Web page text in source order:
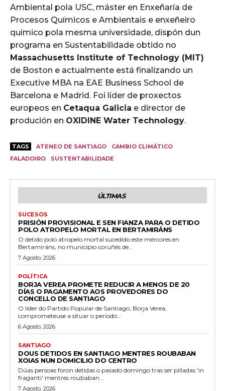
Ambiental pola USC, máster en Enxeñaría de
Procesos Químicos e Ambientais e enxeñeiro
químico pola mesma universidade, dispón dun
programa en Sustentabilidade obtido no
Massachusetts Institute of Technology (MIT)
de Boston e actualmente está finalizando un
Executive MBA na EAE Business School de
Barcelona e Madrid. Foi líder de proxectos
europeos en Cetaqua Galicia e director de
produción en OXIDINE Water Technology.
TAGS ATENEO DE SANTIAGO
CAMBIO CLIMÁTICO
FALADOIRO
SUSTENTABILIDADE
ÚLTIMAS
SUCESOS
PRISIÓN PROVISIONAL E SEN FIANZA PARA O DETIDO
POLO ATROPELO MORTAL EN BERTAMIRÁNS
O detido polo atropelo mortal sucedido este mércores en
Bertamiráns, no municipio coruñés de...
7 Agosto, 2026
POLÍTICA
BORJA VEREA PROMETE REDUCIR A MENOS DE 20
DÍAS O PAGAMENTO AOS PROVEDORES DO
CONCELLO DE SANTIAGO
O líder do Partido Popular de Santiago, Borja Verea,
comprometeuse a situar o período...
6 Agosto, 2026
SANTIAGO
DOUS DETIDOS EN SANTIAGO MENTRES ROUBABAN
XOIAS NUN DOMICILIO DO CENTRO
Dúas persoas foron detidas o pasado domingo tras ser pilladas 'in
fraganti' mentres roubaban...
7 Agosto, 2026